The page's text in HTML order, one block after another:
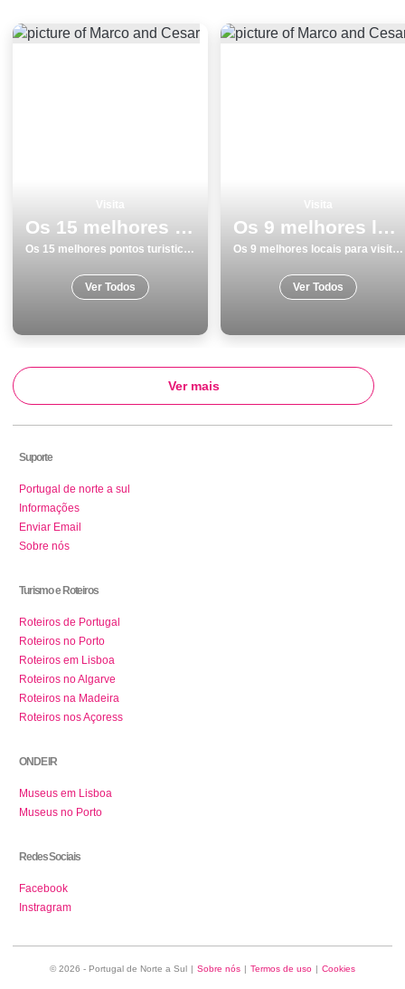
Os 15 melhores pontos turisticos para visitar em Matosinhos
Os 15 melhores pontos turisticos para visitar em Matosinhos
Ver Todos
Os 9 melhores locais para visitar em SetÃºbal
Os 9 melhores locais para visitar em SetÃºbal
Ver Todos
Ver mais
Suporte
Portugal de norte a sul
Informações
Enviar Email
Sobre nós
Turismo e Roteiros
Roteiros de Portugal
Roteiros no Porto
Roteiros em Lisboa
Roteiros no Algarve
Roteiros na Madeira
Roteiros nos Açoress
ONDE IR
Museus em Lisboa
Museus no Porto
Redes Sociais
Facebook
Instragram
© 2026 - Portugal de Norte a Sul | Sobre nós | Termos de uso | Cookies